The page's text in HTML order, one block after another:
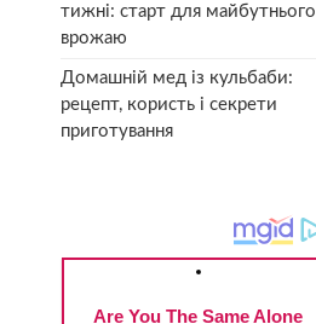
тижні: старт для майбутнього
врожаю
Домашній мед із кульбаби:
рецепт, користь і секрети
приготування